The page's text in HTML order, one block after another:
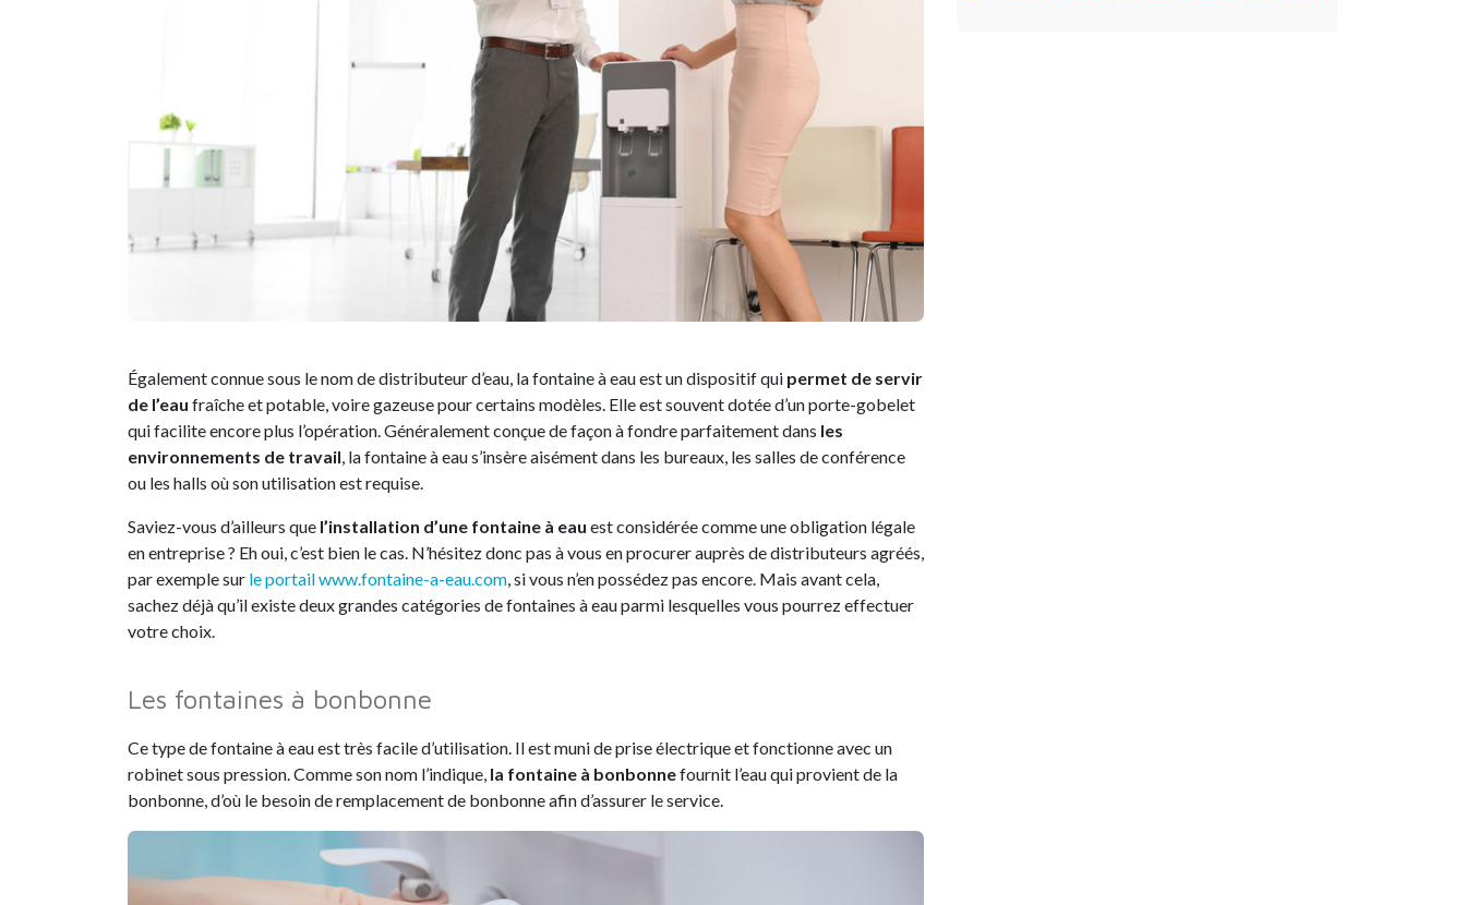
Également connue sous le nom de distributeur d’eau, la fontaine à eau est un dispositif qui permet de servir
de l’eau fraîche et potable, voire gazeuse pour certains modèles. Elle est souvent dotée d’un porte-gobelet
qui facilite encore plus l’opération. Généralement conçue de façon à fondre parfaitement dans les
environnements de travail , la fontaine à eau s’insère aisément dans les bureaux, les salles de conférence
ou les halls où son utilisation est requise.
Saviez-vous d’ailleurs que l’installation d’une fontaine à eau est considérée comme une obligation légale
en entreprise ? Eh oui, c’est bien le cas. N’hésitez donc pas à vous en procurer auprès de distributeurs agréés,
par exemple sur le portail www.fontaine-a-eau.com , si vous n’en possédez pas encore. Mais avant cela,
sachez déjà qu’il existe deux grandes catégories de fontaines à eau parmi lesquelles vous pourrez effectuer
votre choix.
Les fontaines à bonbonne
Ce type de fontaine à eau est très facile d’utilisation. Il est muni de prise électrique et fonctionne avec un
robinet sous pression. Comme son nom l’indique, la fontaine à bonbonnefournit l’eau qui provient de la
bonbonne, d’où le besoin de remplacement de bonbonne afin d’assurer le service.